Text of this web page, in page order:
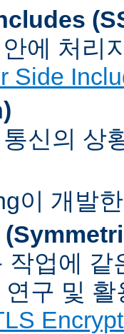
에 처리
Side
신의 상
이 개발
작업에
연구 및 활